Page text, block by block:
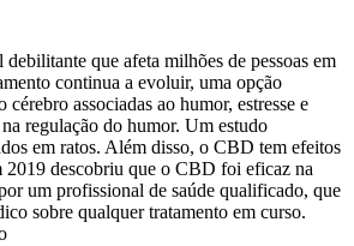
que afeta milhões de pessoas em
continua a evoluir, uma opção
associadas ao humor, estresse e
regulação do humor. Um estudo
em ratos. Além disso, o CBD tem efeitos
2019 descobriu que o CBD foi eficaz na
um profissional de saúde qualificado, que
sobre qualquer tratamento em curso.